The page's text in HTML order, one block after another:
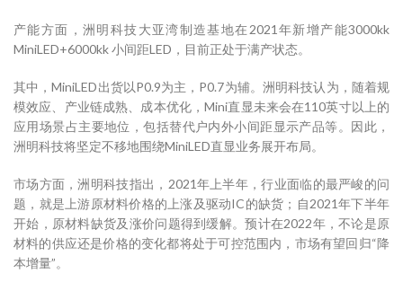
产能方面，洲明科技大亚湾制造基地在2021年新增产能3000kk
MiniLED+6000kk 小间距LED，目前正处于满产状态。
其中，MiniLED出货以P0.9为主，P0.7为辅。洲明科技认为，随着规
模效应、产业链成熟、成本优化，Mini直显未来会在110英寸以上的
应用场景占主要地位，包括替代户内外小间距显示产品等。因此，
洲明科技将坚定不移地围绕MiniLED直显业务展开布局。
市场方面，洲明科技指出，2021年上半年，行业面临的最严峻的问
题，就是上游原材料价格的上涨及驱动IC的缺货；自2021年下半年
开始，原材料缺货及涨价问题得到缓解。预计在2022年，不论是原
材料的供应还是价格的变化都将处于可控范围内，市场有望回归“降
本增量”。